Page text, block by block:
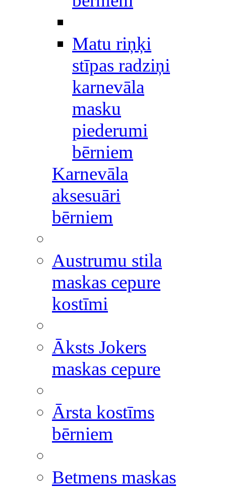
Matu riņķi
stīpas radziņi
karnevāla
masku
piederumi
bērniem
Karnevāla
aksesuāri
bērniem
Austrumu stila
maskas cepure
kostīmi
Āksts Jokers
maskas cepure
Ārsta kostīms
bērniem
Betmens maskas